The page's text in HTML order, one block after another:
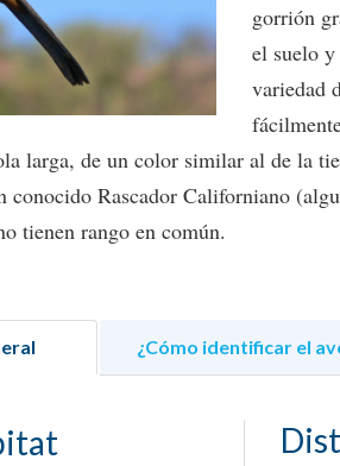
gorrión
el suelo
variedad
larga, de un color similar al de la
conocido Rascador Californiano
tienen rango en común.
¿Cómo identificar el